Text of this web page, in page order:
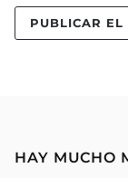
HAY MUCHO